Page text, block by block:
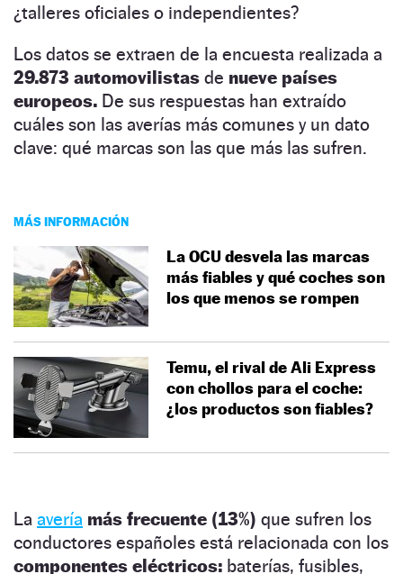
¿talleres oficiales o independientes?
Los datos se extraen de la encuesta realizada a
29.873 automovilistas de nueve países
europeos. De sus respuestas han extraído
cuáles son las averías más comunes y un dato
clave: qué marcas son las que más las sufren.
MÁS INFORMACIÓN
La OCU desvela las marcas
más fiables y qué coches son
los que menos se rompen
Temu, el rival de Ali Express
con chollos para el coche:
¿los productos son fiables?
La avería más frecuente (13%) que sufren los
conductores españoles está relacionada con los
componentes eléctricos: baterías, fusibles,